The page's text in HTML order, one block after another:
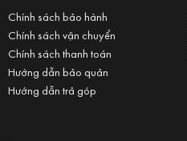
Chính sách bảo hành
Chính sách vận chuyển
Chính sách thanh toán
Hướng dẫn bảo quản
Hướng dẫn trả góp